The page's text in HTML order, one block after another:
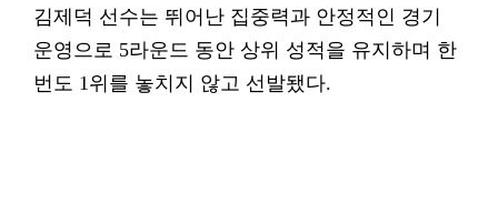
김제덕 선수는 뛰어난 집중력과 안정적인 경기
운영으로 5라운드 동안 상위 성적을 유지하며 한
번도 1위를 놓치지 않고 선발됐다.